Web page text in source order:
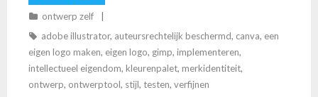
ontwerp zelf
adobe illustrator, auteursrechtelijk beschermd, canva, een
eigen logo maken, eigen logo, gimp, implementeren,
intellectueel eigendom, kleurenpalet, merkidentiteit,
ontwerp, ontwerptool, stijl, testen, verfijnen